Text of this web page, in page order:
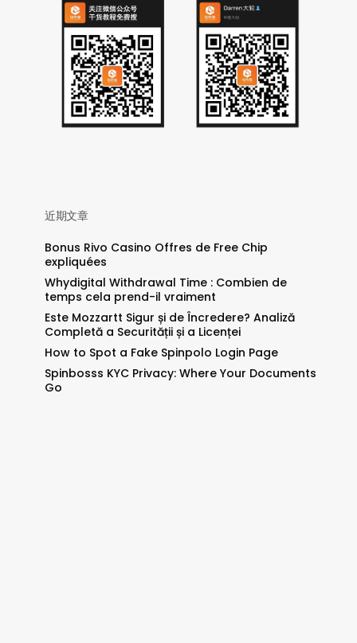
近期文章
Bonus Rivo Casino Offres de Free Chip
expliquées
Whydigital Withdrawal Time : Combien de
temps cela prend-il vraiment
Este Mozzartt Sigur și de Încredere? Analiză
Completă a Securității și a Licenței
How to Spot a Fake Spinpolo Login Page
Spinbosss KYC Privacy: Where Your Documents
Go